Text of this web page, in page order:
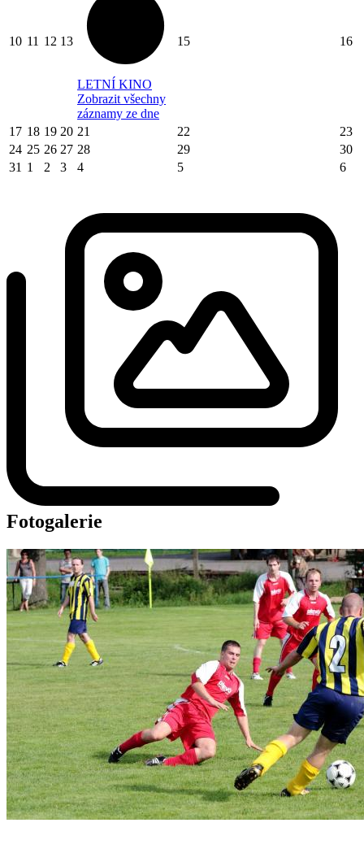
10 11 12 13
LETNÍ KINO
Zobrazit všechny
záznamy ze dne
15 16
17 18 19 20 21 22
23
24 25 26 27 28 29
30
31 1 2 3 4 5 6
Fotogalerie